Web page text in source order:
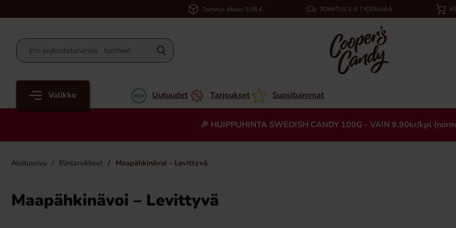
Toimitus alkaen 5,95 € TOIMITUS 2-5 TYÖPÄIVÄÄ
Valikko Uutuudet Tarjoukset Suosituimmat
🎉 HUIPPUHINTA SWEDISH CANDY 100G - VAIN 9,90kr/kpl
Aloitussivu Elintarvikkeet Maapähkinävoi – Levittyvä
Maapähkinävoi – Levittyvä